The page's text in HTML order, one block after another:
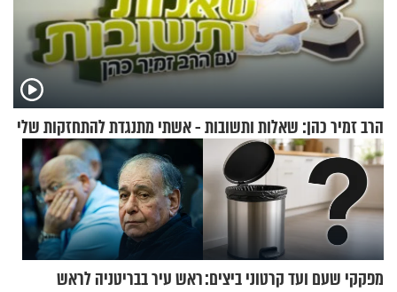
הרב זמיר כהן: שאלות ותשובות - אשתי מתנגדת להתחזקות שלי
מפקקי שעם ועד קרטוני ביצים:ראש עיר בבריטניה לראש